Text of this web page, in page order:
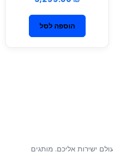
הוספה לסל
ישירות אליכם. מותגים